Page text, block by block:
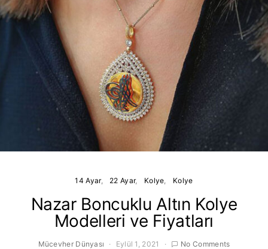
14 Ayar 22 Ayar Kolye Kolye
Nazar Boncuklu Altın Kolye
Modelleri ve Fiyatları
Mücevher Dünyası Eylül 1, 2021 No Comments